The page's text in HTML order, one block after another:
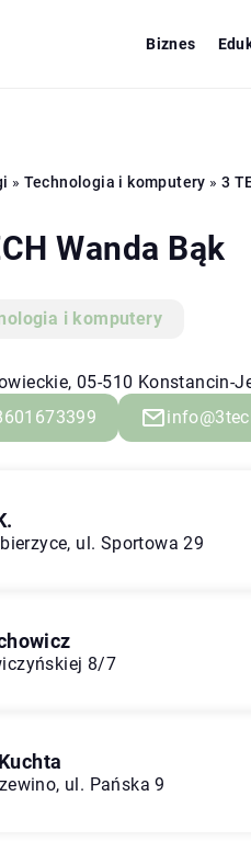
Biznes
» Technologia i komputery » 3
Wanda Bąk
i komputery
05-510 Konstancin-
ul. Sportowa 29
8/7
ul. Pańska 9